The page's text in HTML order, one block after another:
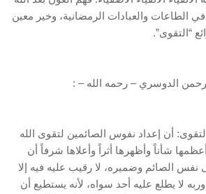
الطاعات والعبادات الرمضانية، وخير معين
“التقوى”.
الدوسري – رحمه الله – :
أن إعداد نفوس الصائمين لتقوى الله
شأناً وأظهرها أثراً وأعلاها شرفاً أن
نفس الصائم وضميره، لا رقيب عليه فيه إلا
لا يطلع عليه أحد سواه، لأنه يستطيع أن